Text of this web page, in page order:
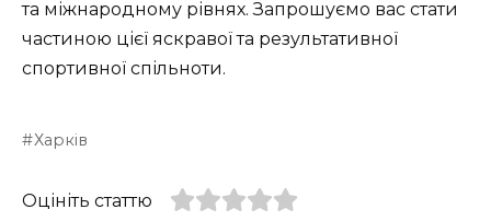
та міжнародному рівнях. Запрошуємо вас стати
частиною цієї яскравої та результативної
спортивної спільноти.
Харків
Оцініть статтю